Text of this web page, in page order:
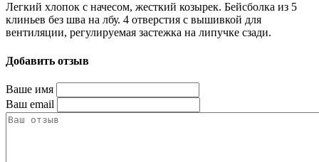
Легкий хлопок с начесом, жесткий козырек. Бейсболка из 5
клиньев без шва на лбу. 4 отверстия с вышивкой для
вентиляции, регулируемая застежка на липучке сзади.
Добавить отзыв
Ваше имя
Ваш email